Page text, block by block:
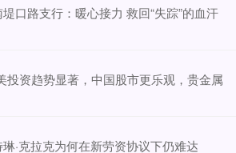
口路支行：暖心接力 救回“失踪”的血汗
投资趋势显著，中国股市更乐观，贵金属
·克拉克为何在新劳资协议下仍难达